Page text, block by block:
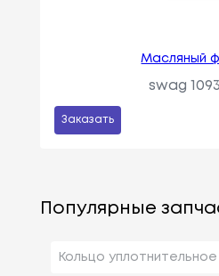
Масляный
swag
Заказать
Популярные
Кольцо уплотнительное